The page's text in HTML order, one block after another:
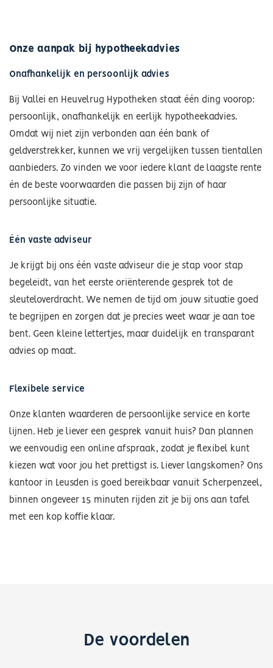
Onze aanpak bij hypotheekadvies
Onafhankelijk en persoonlijk advies
Bij Vallei en Heuvelrug Hypotheken staat één ding voorop:
persoonlijk, onafhankelijk en eerlijk hypotheekadvies.
Omdat wij niet zijn verbonden aan één bank of
geldverstrekker, kunnen we vrij vergelijken tussen tientallen
aanbieders. Zo vinden we voor iedere klant de laagste rente
én de beste voorwaarden die passen bij zijn of haar
persoonlijke situatie.
Één vaste adviseur
Je krijgt bij ons één vaste adviseur die je stap voor stap
begeleidt, van het eerste oriënterende gesprek tot de
sleuteloverdracht. We nemen de tijd om jouw situatie goed
te begrijpen en zorgen dat je precies weet waar je aan toe
bent. Geen kleine lettertjes, maar duidelijk en transparant
advies op maat.
Flexibele service
Onze klanten waarderen de persoonlijke service en korte
lijnen. Heb je liever een gesprek vanuit huis? Dan plannen
we eenvoudig een online afspraak, zodat je flexibel kunt
kiezen wat voor jou het prettigst is. Liever langskomen? Ons
kantoor in Leusden is goed bereikbaar vanuit Scherpenzeel,
binnen ongeveer 15 minuten rijden zit je bij ons aan tafel
met een kop koffie klaar.
De voordelen